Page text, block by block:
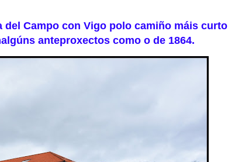
Campo con Vigo polo camiño máis curto
anteproxectos como o de 1864.